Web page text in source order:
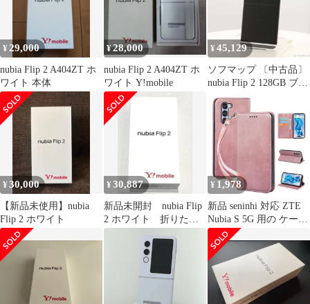
¥ 29,000
nubia Flip 2 A404ZT ホ
ワイト 本体
¥28,000
nubia Flip 2 A404ZT ホ
ワイト Y!mobile
¥45,129
ソフマップ 〔中古品〕
nubia Flip 2 128GB ブラ
ック A404ZT Y!mobile
SIMフリー【349】
¥30,000
【新品未使用】nubia
Flip 2 ホワイト
¥30,887
新品未開封 nubia Flip
2 ホワイト 折りたた
¥ 1,978
新品 seninhi 対応 ZTE
Nubia S 5G 用の ケース
手帳型 ヌビア s 5g
A403ZT スマホケース
職人仕様 手縫い革ケー
ス スタンド機能付き 財
布型 360度保護 耐衝撃
カード収納 レザー 多機